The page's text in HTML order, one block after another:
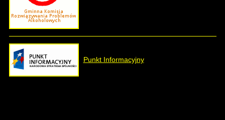
Punkt Informacyjny